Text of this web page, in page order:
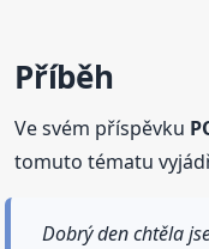
Příběh
Ve svém příspěvku
tomuto tématu
Dobrý den chtěla